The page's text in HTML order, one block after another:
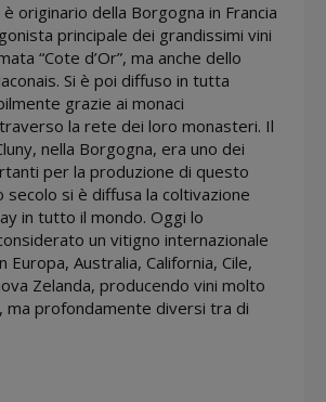
è originario della Borgogna in Francia
principale dei grandissimi vini
“Cote d’Or”, ma anche dello
Si è poi diffuso in tutta
grazie ai monaci
la rete dei loro monasteri. Il
nella Borgogna, era uno dei
per la produzione di questo
secolo si è diffusa la coltivazione
in tutto il mondo. Oggi lo
un vitigno internazionale
Europa, Australia, California, Cile,
Zelanda, producendo vini molto
ma profondamente diversi tra di